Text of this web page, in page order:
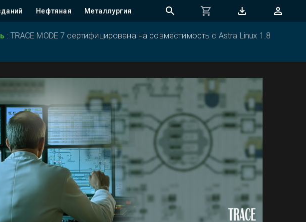
Нефтяная Металлургия
: TRACE MODE 7 сертифицирована на совместимость с Astra Linux 1.8